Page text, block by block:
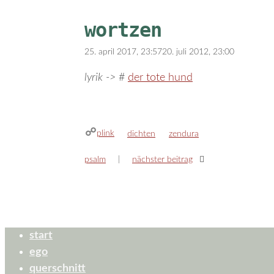
wortzen
25. april 2017, 23:5720. juli 2012, 23:00
lyrik -> # der tote hund
plink kategorien
dichten schlagwörter
zendura
psalm nächster beitrag
start
ego
querschnitt